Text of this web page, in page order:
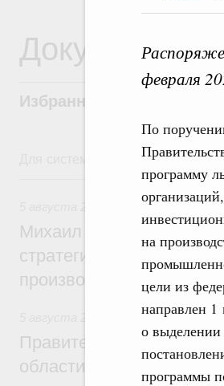
февраля
По
программу
на
цели из
направлен
о выделении
программы
Документы
Избранные документы
Для системного поиска
Вопросы
Михаил Мишустин дал
стратегической
производительности
Национальный
Правительство
области в рамках